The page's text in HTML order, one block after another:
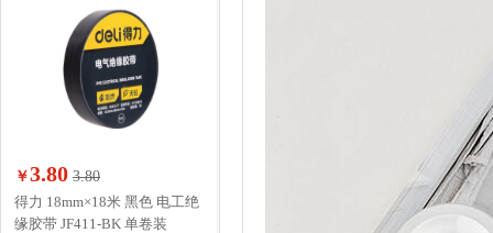
￥3.80 3.80
得力 18mm×18米 黑色 电工绝
缘胶带 JF411-BK 单卷装